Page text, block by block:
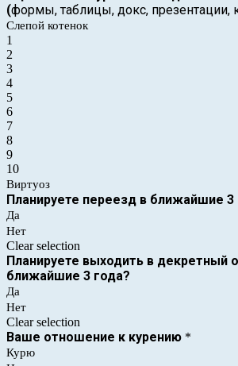
(формы, таблицы, докс, презентации,
Слепой котенок
1
2
3
4
5
6
7
8
9
10
Виртуоз
Планируете переезд в ближайшие 3
Да
Нет
Clear selection
Планируете выходить в декретный
ближайшие 3 года?
Да
Нет
Clear selection
Ваше отношение к курению *
Курю